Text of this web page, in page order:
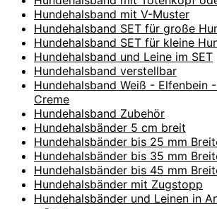
Hundehalsband mit V-Muster
Hundehalsband SET für große
Hundehalsband SET für kleine
Hundehalsband und Leine im SET
Hundehalsband verstellbar
Hundehalsband Weiß - Elfenbein
Creme
Hundehalsband Zubehör
Hundehalsbänder 5 cm breit
Hundehalsbänder bis 25 mm
Hundehalsbänder bis 35 mm
Hundehalsbänder bis 45 mm
Hundehalsbänder mit Zugstopp
Hundehalsbänder und Leinen in